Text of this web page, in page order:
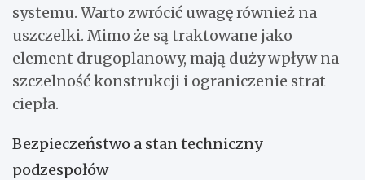
systemu. Warto zwrócić uwagę również na
uszczelki. Mimo że są traktowane jako
element drugoplanowy, mają duży wpływ na
szczelność konstrukcji i ograniczenie strat
ciepła.
Bezpieczeństwo a stan techniczny
podzespołów